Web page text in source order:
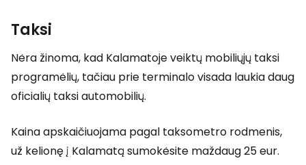
Taksi
Nėra žinoma, kad Kalamatoje veiktų mobiliųjų taksi
programėlių, tačiau prie terminalo visada laukia daug
oficialių taksi automobilių.
Kaina apskaičiuojama pagal taksometro rodmenis,
už kelionę į Kalamatą sumokėsite maždaug 25 eur.